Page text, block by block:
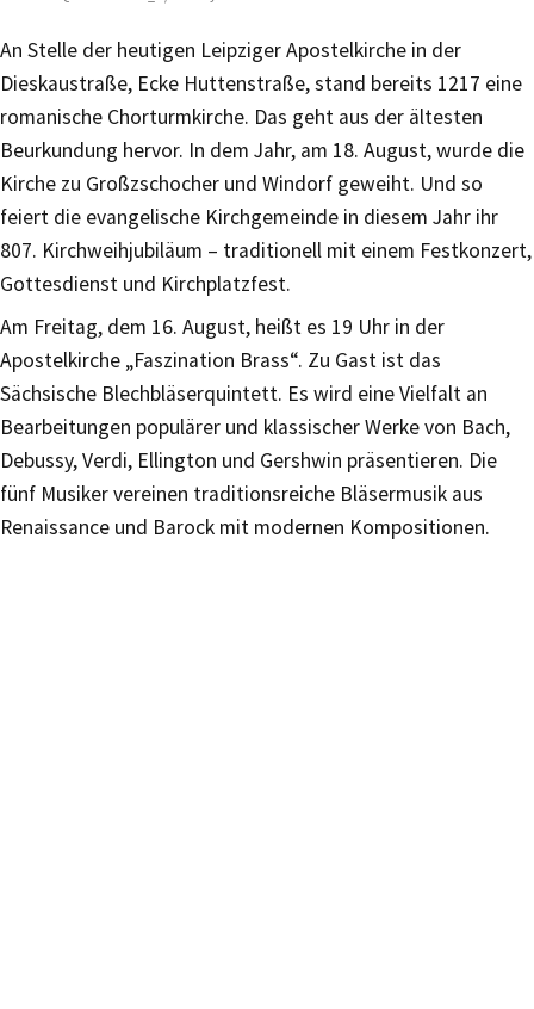
An Stelle der heutigen Leipziger Apostelkirche in der
Dieskaustraße, Ecke Huttenstraße, stand bereits 1217 eine
romanische Chorturmkirche. Das geht aus der ältesten
Beurkundung hervor. In dem Jahr, am 18. August, wurde die
Kirche zu Großzschocher und Windorf geweiht. Und so
feiert die evangelische Kirchgemeinde in diesem Jahr ihr
807. Kirchweihjubiläum – traditionell mit einem Festkonzert,
Gottesdienst und Kirchplatzfest.
Am Freitag, dem 16. August, heißt es 19 Uhr in der
Apostelkirche „Faszination Brass“. Zu Gast ist das
Sächsische Blechbläserquintett. Es wird eine Vielfalt an
Bearbeitungen populärer und klassischer Werke von Bach,
Debussy, Verdi, Ellington und Gershwin präsentieren. Die
fünf Musiker vereinen traditionsreiche Bläsermusik aus
Renaissance und Barock mit modernen Kompositionen.